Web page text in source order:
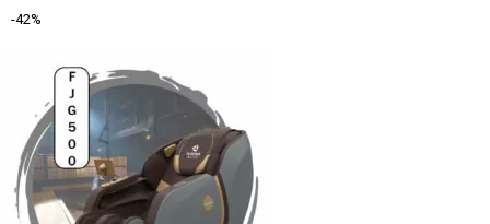
-42%